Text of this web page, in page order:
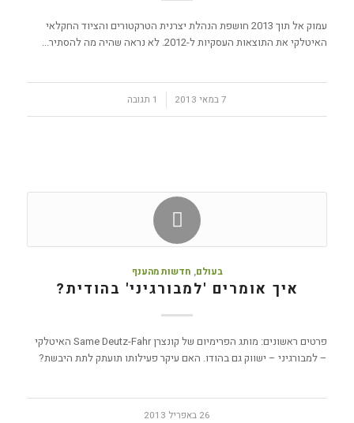
עמוק אל תוך 2013 חושפת הנהלת יצרנית הטרקטורים והציוד החקלאי
האיטלקי את התוצאות העסקיות ל-2012. לא נראה שהיה מה להסתיר...
7 במאי 2013 / 1 תגובה
בעולם, חדשות מהענף
איך אומרים 'למבורגיני' בהודית?
פרטים ראשונים: מותג הפרימיום של קונצרן Same Deutz-Fahr האיטלקי
– למבורגיני – ישווק גם בהודו. האם עיקר פעילותו תועתק לתת היבשת?
26 באפריל 2013